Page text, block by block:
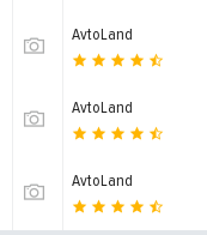
AvtoLand
AvtoLand
AvtoLand